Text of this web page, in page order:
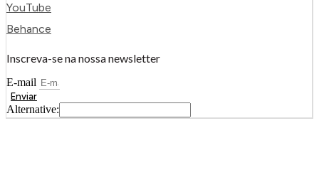
YouTube
Behance
Inscreva-se na nossa newsletter
E-mail
Enviar
Alternative: